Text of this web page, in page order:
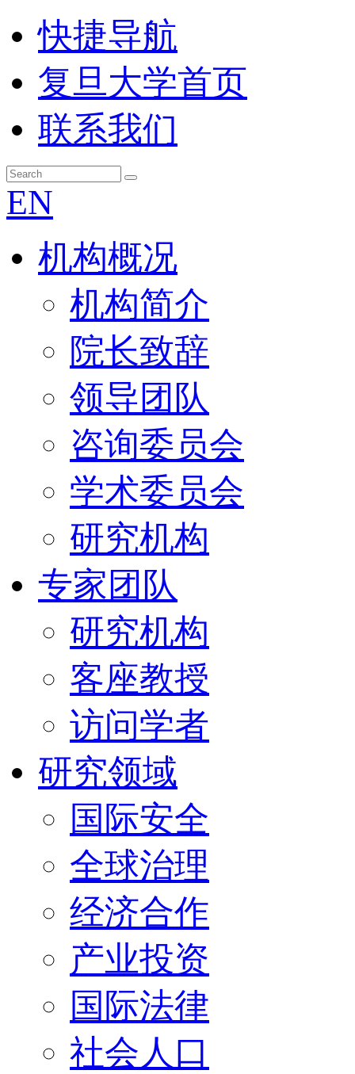
快捷导航
复旦大学首页
联系我们
EN
机构概况
机构简介
院长致辞
领导团队
咨询委员会
学术委员会
研究机构
专家团队
研究机构
客座教授
访问学者
研究领域
国际安全
全球治理
经济合作
产业投资
国际法律
社会人口